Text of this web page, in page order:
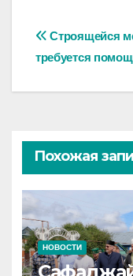
по
Строящейся
требуется
Похожая
НОВОСТИ